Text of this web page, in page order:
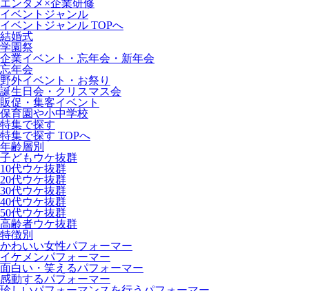
エンタメ×企業研修
イベントジャンル
イベントジャンル TOPへ
結婚式
学園祭
企業イベント・忘年会・新年会
忘年会
野外イベント・お祭り
誕生日会・クリスマス会
販促・集客イベント
保育園や小中学校
特集で探す
特集で探す TOPへ
年齢層別
子どもウケ抜群
10代ウケ抜群
20代ウケ抜群
30代ウケ抜群
40代ウケ抜群
50代ウケ抜群
高齢者ウケ抜群
特徴別
かわいい女性パフォーマー
イケメンパフォーマー
面白い・笑えるパフォーマー
感動するパフォーマー